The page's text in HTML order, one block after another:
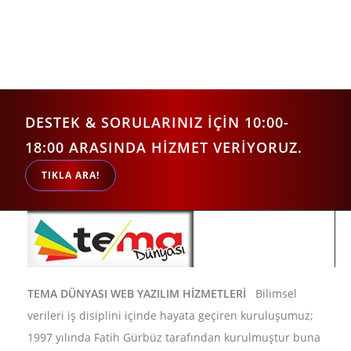
DESTEK & SORULARINIZ İÇİN 10:00-
18:00 ARASINDA HİZMET VERİYORUZ.
TIKLA ARA!
TEMA DÜNYASI WEB YAZILIM HİZMETLERİ
Bilimsel
verileri iş disiplini içinde hayata geçiren kuruluşumuz;
1997 yılında Fatih Gürbüz tarafından kurulmuştur buna